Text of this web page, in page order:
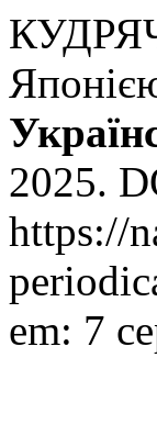
2025.
https://
em: 7